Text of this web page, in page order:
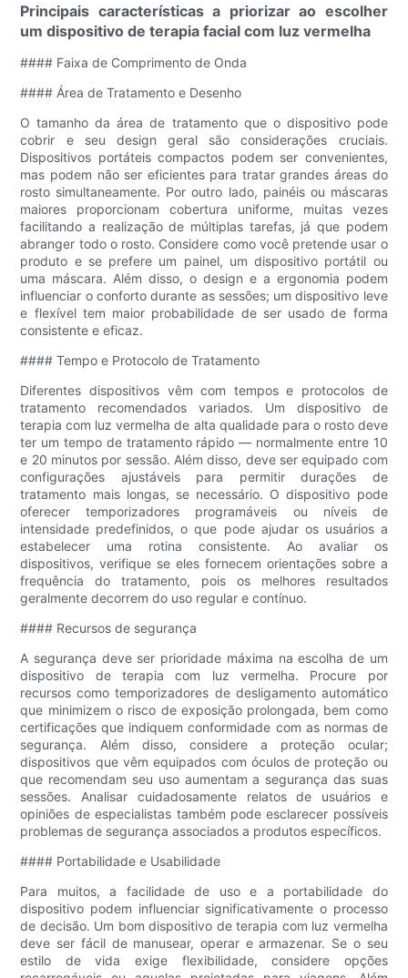
Principais características a priorizar ao escolher
um dispositivo de terapia facial com luz vermelha
#### Faixa de Comprimento de Onda
#### Área de Tratamento e Desenho
O tamanho da área de tratamento que o dispositivo pode
cobrir e seu design geral são considerações cruciais.
Dispositivos portáteis compactos podem ser convenientes,
mas podem não ser eficientes para tratar grandes áreas do
rosto simultaneamente. Por outro lado, painéis ou máscaras
maiores proporcionam cobertura uniforme, muitas vezes
facilitando a realização de múltiplas tarefas, já que podem
abranger todo o rosto. Considere como você pretende usar o
produto e se prefere um painel, um dispositivo portátil ou
uma máscara. Além disso, o design e a ergonomia podem
influenciar o conforto durante as sessões; um dispositivo leve
e flexível tem maior probabilidade de ser usado de forma
consistente e eficaz.
#### Tempo e Protocolo de Tratamento
Diferentes dispositivos vêm com tempos e protocolos de
tratamento recomendados variados. Um dispositivo de
terapia com luz vermelha de alta qualidade para o rosto deve
ter um tempo de tratamento rápido — normalmente entre 10
e 20 minutos por sessão. Além disso, deve ser equipado com
configurações ajustáveis ​​para permitir durações de
tratamento mais longas, se necessário. O dispositivo pode
oferecer temporizadores programáveis ​​ou níveis de
intensidade predefinidos, o que pode ajudar os usuários a
estabelecer uma rotina consistente. Ao avaliar os
dispositivos, verifique se eles fornecem orientações sobre a
frequência do tratamento, pois os melhores resultados
geralmente decorrem do uso regular e contínuo.
#### Recursos de segurança
A segurança deve ser prioridade máxima na escolha de um
dispositivo de terapia com luz vermelha. Procure por
recursos como temporizadores de desligamento automático
que minimizem o risco de exposição prolongada, bem como
certificações que indiquem conformidade com as normas de
segurança. Além disso, considere a proteção ocular;
dispositivos que vêm equipados com óculos de proteção ou
que recomendam seu uso aumentam a segurança das suas
sessões. Analisar cuidadosamente relatos de usuários e
opiniões de especialistas também pode esclarecer possíveis
problemas de segurança associados a produtos específicos.
#### Portabilidade e Usabilidade
Para muitos, a facilidade de uso e a portabilidade do
dispositivo podem influenciar significativamente o processo
de decisão. Um bom dispositivo de terapia com luz vermelha
deve ser fácil de manusear, operar e armazenar. Se o seu
estilo de vida exige flexibilidade, considere opções